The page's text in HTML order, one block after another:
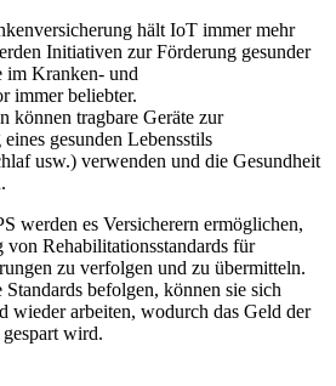
hält IoT immer mehr
Initiativen zur Förderung gesunder
im Kranken- und
immer beliebter.
können tragbare Geräte zur
gesunden Lebensstils
usw.) verwenden und die Gesundheit
werden es Versicherern ermöglichen,
Rehabilitationsstandards für
zu verfolgen und zu übermitteln.
befolgen, können sie sich
wieder arbeiten, wodurch das Geld der
wird.